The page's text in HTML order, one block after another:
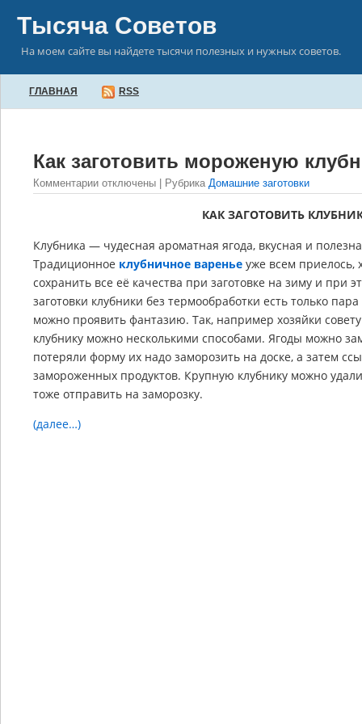
Тысяча Советов
На моем сайте вы найдете тысячи полезных и нужных советов.
ГЛАВНАЯ RSS
Как заготовить мороженую
Комментарии отключены | Рубрика Домашние заготовки
КАК ЗАГОТОВИТЬ
Клубника — чудесная ароматная ягода, вкусная и
Традиционное клубничное варенье уже всем приелось,
сохранить все её качества при заготовке на зиму и при
заготовки клубники без термообработки есть только
можно проявить фантазию. Так, например хозяйки
клубнику можно несколькими способами. Ягоды можно
потеряли форму их надо заморозить на доске, а затем
замороженных продуктов. Крупную клубнику можно
тоже отправить на заморозку.
(далее…)